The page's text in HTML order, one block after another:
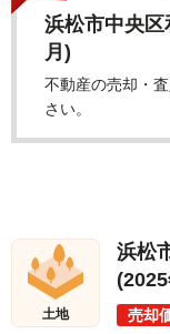
浜松市中央
月)
不動産の売却・
さい。
土地
浜松
売却